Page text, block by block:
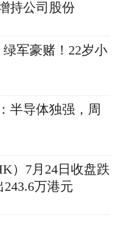
持公司股份
军豪赌！22岁小
半导体独强，周
）7月24日收盘跌
万港元